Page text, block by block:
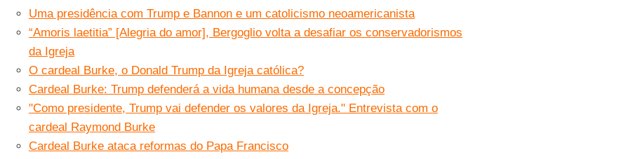
Uma presidência com Trump e Bannon e um catolicismo neoamericanista
“Amoris laetitia” [Alegria do amor], Bergoglio volta a desafiar os conservadorismos
da Igreja
O cardeal Burke, o Donald Trump da Igreja católica?
Cardeal Burke: Trump defenderá a vida humana desde a concepção
"Como presidente, Trump vai defender os valores da Igreja." Entrevista com o
cardeal Raymond Burke
Cardeal Burke ataca reformas do Papa Francisco